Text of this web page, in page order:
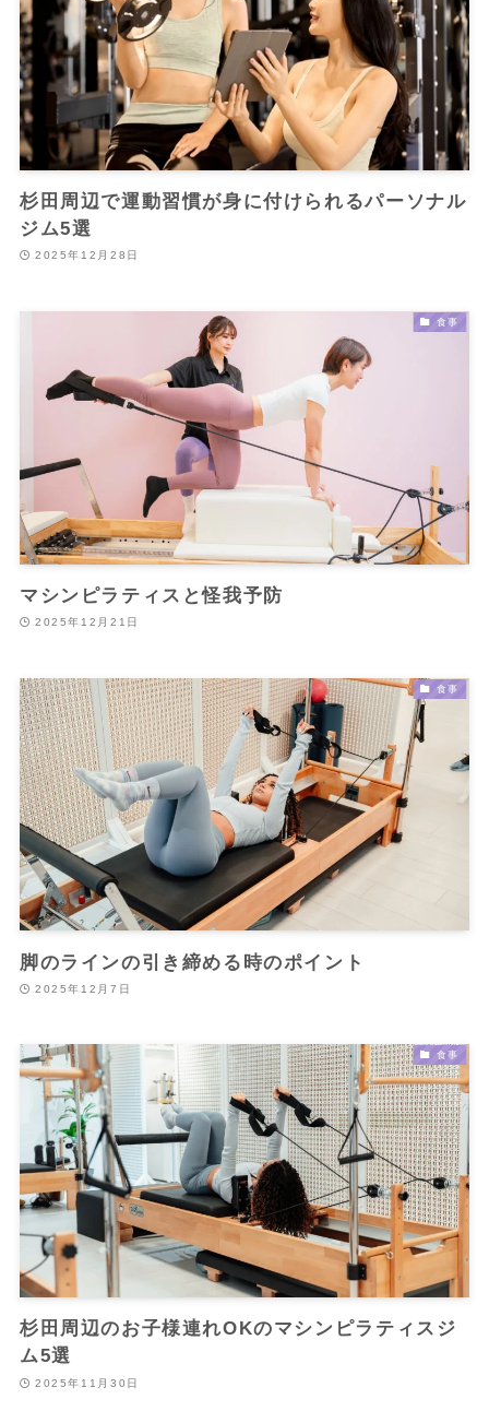
杉田周辺で運動習慣が身に付けられるパーソナル
ジム5選
2025年12月28日
食事
マシンピラティスと怪我予防
2025年12月21日
食事
脚のラインの引き締める時のポイント
2025年12月7日
食事
杉田周辺のお子様連れOKのマシンピラティスジ
ム5選
2025年11月30日